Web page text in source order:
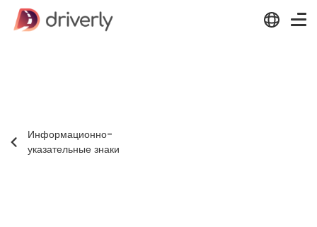
Информационно-
указательные знаки